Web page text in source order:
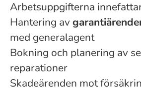
Arbetsuppgifterna
Hantering av
med generalagent
Bokning och planering av
reparationer
Skadeärenden mot